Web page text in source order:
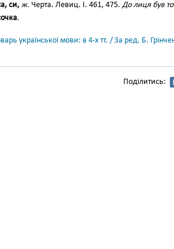
си, ж. Черта. Левиц. І. 461, 475.До лиця був
.
української мови: в 4-х тт. / За ред. Б.
Поділитись: